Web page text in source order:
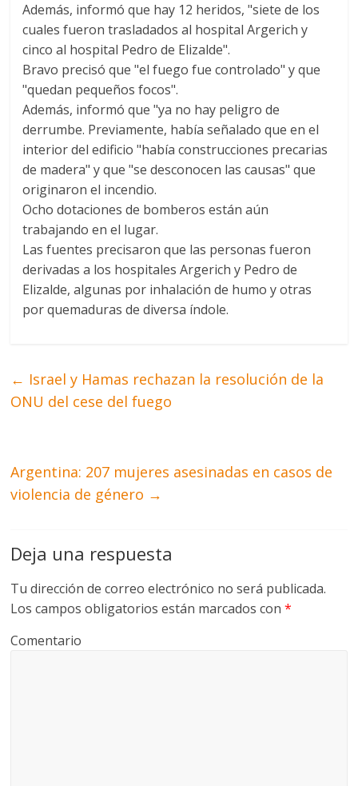
Además, informó que hay 12 heridos, "siete de los
cuales fueron trasladados al hospital Argerich y
cinco al hospital Pedro de Elizalde".
Bravo precisó que "el fuego fue controlado" y que
"quedan pequeños focos".
Además, informó que "ya no hay peligro de
derrumbe. Previamente, había señalado que en el
interior del edificio "había construcciones precarias
de madera" y que "se desconocen las causas" que
originaron el incendio.
Ocho dotaciones de bomberos están aún
trabajando en el lugar.
Las fuentes precisaron que las personas fueron
derivadas a los hospitales Argerich y Pedro de
Elizalde, algunas por inhalación de humo y otras
por quemaduras de diversa índole.
← Israel y Hamas rechazan la resolución de la
ONU del cese del fuego
Argentina: 207 mujeres asesinadas en casos de
violencia de género →
Deja una respuesta
Tu dirección de correo electrónico no será publicada.
Los campos obligatorios están marcados con*
Comentario